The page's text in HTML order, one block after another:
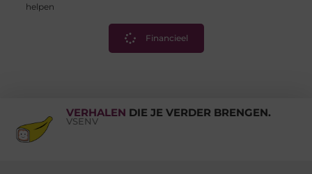
helpen
Financieel
VERHALEN DIE JE VERDER BRENGEN.
VSENV